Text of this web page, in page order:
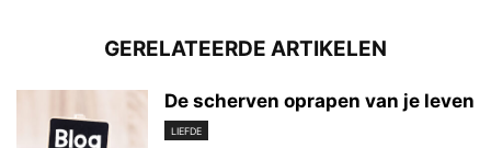
GERELATEERDE ARTIKELEN
De scherven oprapen van je leven
LIEFDE